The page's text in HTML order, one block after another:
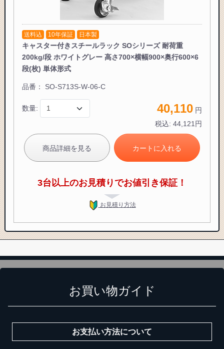
送料込 10年保証 日本製
キャスター付きスチールラック SOシリーズ 耐荷重
200kg/段 ホワイトグレー 高さ700×横幅900×奥行600×6
段(枚) 単体形式
品番： SO-S713S-W-06-C
数量: 40,110 円
税込:44,121 円
商品詳細を見る カートに入れる
3台以上のお見積りでお値引き保証！
お見積り方法
お買い物ガイド
お支払い方法について